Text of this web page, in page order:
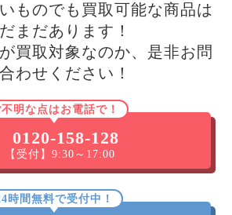
ものでも買取可能な商品は
まだあります！
買取対象なのか、是非お問
わせください！
不明な点はお電話で！
0120-158-128
【受付】9:30～17:00
時間無料で受付中！